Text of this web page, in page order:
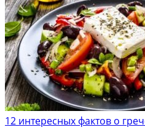
12 интересных фактов о